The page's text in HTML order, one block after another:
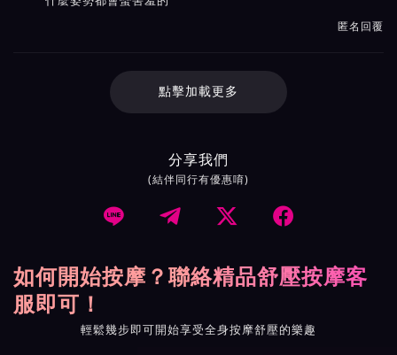
匿名回覆
點擊加載更多
分享我們
(結伴同行有優惠唷)
   
如何開始按摩？聯絡精品舒壓按摩客
服即可！
輕鬆幾步即可開始享受全身按摩舒壓的樂趣